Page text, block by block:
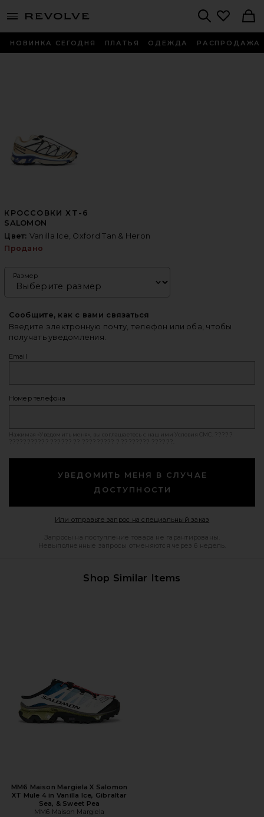
menu - shows more content
НОВИНКА СЕГОДНЯ ПЛАТЬЯ ОДЕЖДА РАСПРОДАЖА
КРОССОВКИ XT-6
SALOMON
Цвет: Vanilla Ice, Oxford Tan & Heron
Продано
Размер
Сообщите, как с вами связаться
Введите электронную почту, телефон или оба, чтобы
получать уведомления.
Email
Номер телефона
Нажимая «Уведомить меня», вы соглашаетесь с нашими Условия СМС
УВЕДОМИТЬ МЕНЯ В СЛУЧАЕ
ДОСТУПНОСТИ
Или отправьте запрос на специальный заказ
Запросы на поступление товара не гарантированы.
Невыполненные запросы отменяются через 6 недель.
Shop Similar Items
MM6 Maison Margiela X Salomon
XT Mule 4 in Vanilla Ice, Gibraltar
Sea, & Sweet Pea
MM6 Maison Margiela